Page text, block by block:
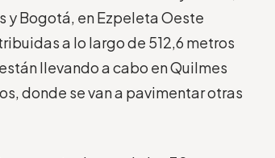
y Bogotá, en Ezpeleta Oeste
a lo largo de 512,6 metros
llevando a cabo en Quilmes
donde se van a pavimentar otras